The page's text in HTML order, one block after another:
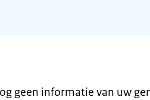
geen informatie van uw